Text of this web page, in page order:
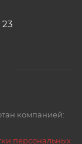
3/4"; 1"; 1 1/4"
23
компанией:
персональных